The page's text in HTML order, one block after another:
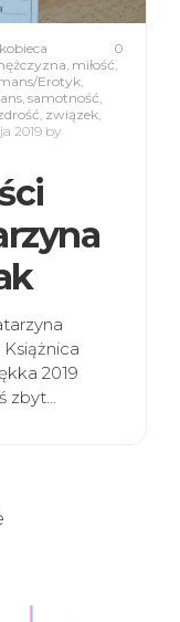
0
kobieca
, miłość,
Erotyk,
, samotność,
, związek,
2019 by
2019
zbyt…